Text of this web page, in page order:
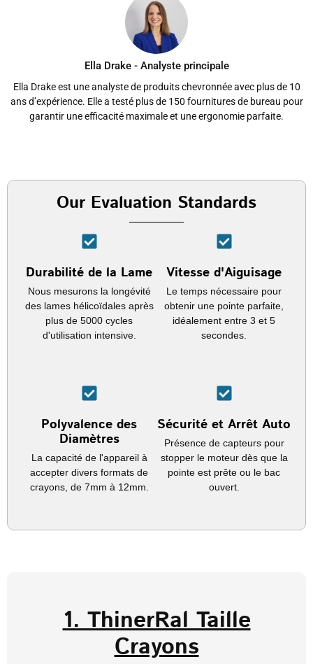
Ella Drake - Analyste principale
Ella Drake est une analyste de produits chevronnée avec plus de 10
ans d’expérience. Elle a testé plus de 150 fournitures de bureau pour
garantir une efficacité maximale et une ergonomie parfaite.
Our Evaluation Standards
Durabilité de la Lame
Nous mesurons la longévité
des lames hélicoïdales après
plus de 5000 cycles
d'utilisation intensive.
Vitesse d'Aiguisage
Le temps nécessaire pour
obtenir une pointe parfaite,
idéalement entre 3 et 5
secondes.
Polyvalence des
Diamètres
La capacité de l'appareil à
accepter divers formats de
crayons, de 7mm à 12mm.
Sécurité et Arrêt Auto
Présence de capteurs pour
stopper le moteur dès que la
pointe est prête ou le bac
ouvert.
1. ThinerRal Taille
Crayons